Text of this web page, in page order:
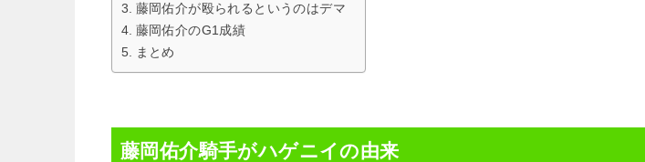
藤岡佑介が殴られるというのはデマ
藤岡佑介のG1成績
まとめ
藤岡佑介騎手がハゲニイの由来